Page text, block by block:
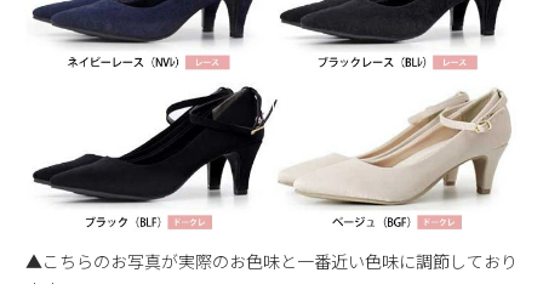
▲こちらのお写真が実際のお色味と一番近い色味に調節しており